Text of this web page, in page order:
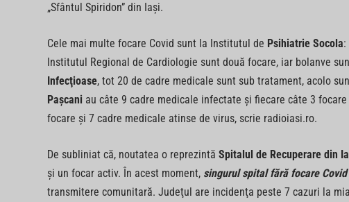
„Sfântul Spiridon” din Iaşi.
Cele mai multe focare Covid sunt la Institutul de Psihiatrie Socola:
Institutul Regional de Cardiologie sunt două focare, iar bolanve
Infecţioase, tot 20 de cadre medicale sunt sub tratament, acolo
Paşcani au câte 9 cadre medicale infectate şi fiecare câte 3
focare şi 7 cadre medicale atinse de virus, scrie radioiasi.ro.
De subliniat că, noutatea o reprezintă Spitalul de Recuperare din
şi un focar activ. În acest moment, singurul spital fără focare
transmitere comunitară. Judeţul are incidenţa peste 7 cazuri la